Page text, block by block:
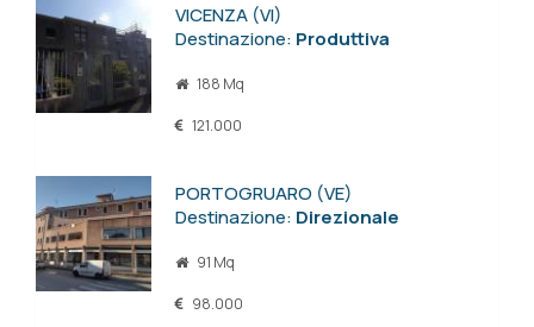
VICENZA (VI)
Destinazione: Produttiva
188 Mq
121.000
PORTOGRUARO (VE)
Destinazione: Direzionale
91 Mq
98.000